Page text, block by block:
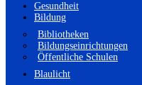
Gesundheit
Bildung
Bibliotheken
Bildungseinrichtungen
Öffentliche Schulen
Blaulicht